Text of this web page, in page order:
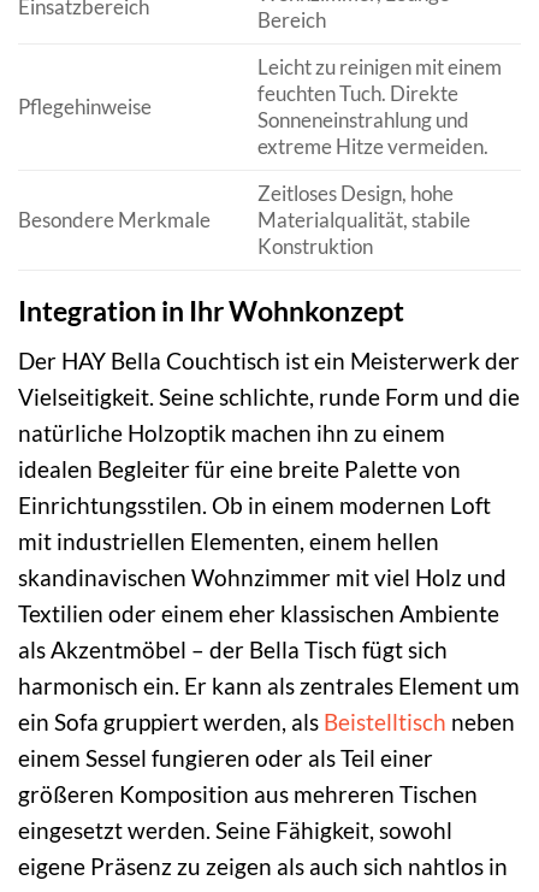
Einsatzbereich
Bereich
Pflegehinweise
Leicht zu reinigen mit einem
feuchten Tuch. Direkte
Sonneneinstrahlung und
extreme Hitze vermeiden.
Besondere Merkmale
Zeitloses Design, hohe
Materialqualität, stabile
Konstruktion
Integration in Ihr Wohnkonzept
Der HAY Bella Couchtisch ist ein Meisterwerk der
Vielseitigkeit. Seine schlichte, runde Form und die
natürliche Holzoptik machen ihn zu einem
idealen Begleiter für eine breite Palette von
Einrichtungsstilen. Ob in einem modernen Loft
mit industriellen Elementen, einem hellen
skandinavischen Wohnzimmer mit viel Holz und
Textilien oder einem eher klassischen Ambiente
als Akzentmöbel – der Bella Tisch fügt sich
harmonisch ein. Er kann als zentrales Element um
ein Sofa gruppiert werden, als Beistelltisch neben
einem Sessel fungieren oder als Teil einer
größeren Komposition aus mehreren Tischen
eingesetzt werden. Seine Fähigkeit, sowohl
eigene Präsenz zu zeigen als auch sich nahtlos in